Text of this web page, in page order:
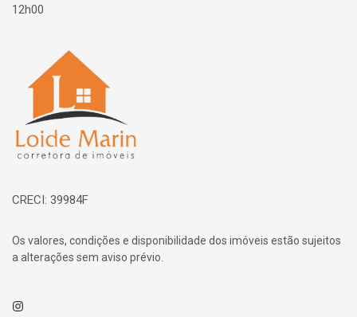
12h00
Página inicial
CRECI: 39984F
Os valores, condições e disponibilidade dos imóveis estão sujeitos
a alterações sem aviso prévio.
Instagram